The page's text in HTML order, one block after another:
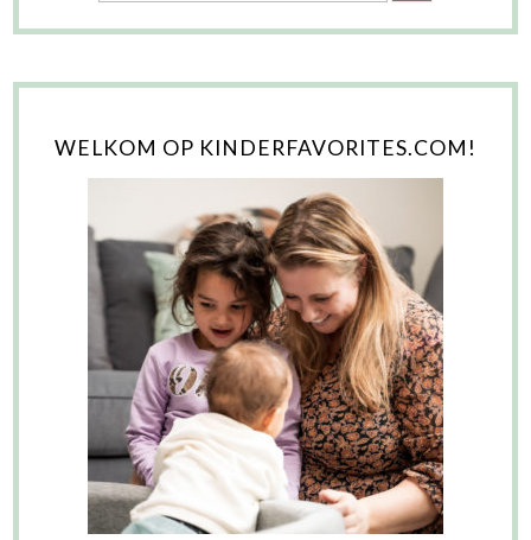
WELKOM OP KINDERFAVORITES.COM!